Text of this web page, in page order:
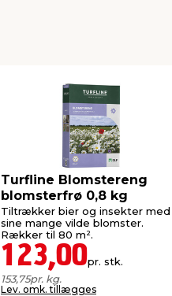
Turfline Blomstereng
blomsterfrø 0,8 kg
Tiltrækker bier og insekter med
sine mange vilde blomster.
Rækker til 80 m².
123,00pr. stk.
153,75pr. kg.
Lev. omk. tillægges